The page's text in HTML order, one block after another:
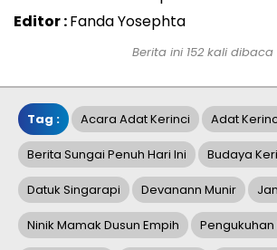
Editor :Fanda Yosephta
Berita ini 152 kali dibaca
Tag : Acara Adat Kerinci Adat
Berita Sungai Penuh Hari Ini Budaya
Datuk Singarapi Devanann Munir
Ninik Mamak Dusun Empih Pengukuhan